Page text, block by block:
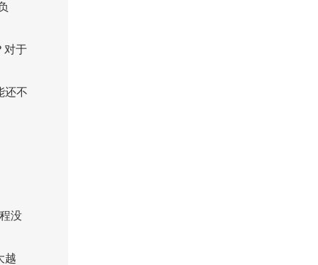
对于
还不
没
越